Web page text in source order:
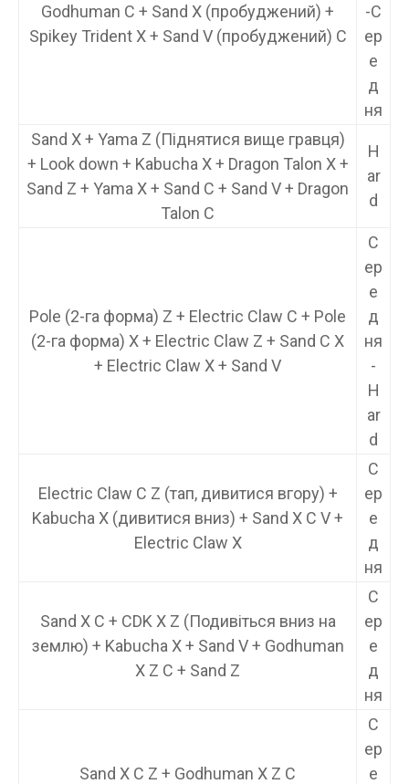
Godhuman C + Sand X (пробуджений) +
Spikey Trident X + Sand V (пробуджений) C
-С
ер
е
д
ня
Sand X + Yama Z (Піднятися вище гравця)
+ Look down + Kabucha X + Dragon Talon X +
Sand Z + Yama X + Sand C + Sand V + Dragon
Talon C
H
ar
d
Pole (2-га форма) Z + Electric Claw C + Pole
(2-га форма) X + Electric Claw Z + Sand C X
+ Electric Claw X + Sand V
С
ер
е
д
ня
-
H
ar
d
Electric Claw C Z (тап, дивитися вгору) +
Kabucha X (дивитися вниз) + Sand X C V +
Electric Claw X
С
ер
е
д
ня
Sand X C + CDK X Z (Подивіться вниз на
землю) + Kabucha X + Sand V + Godhuman
X Z C + Sand Z
С
ер
е
д
ня
Sand X C Z + Godhuman X Z C
С
ер
е